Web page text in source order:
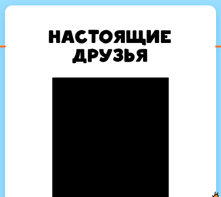
Настоящие
друзья